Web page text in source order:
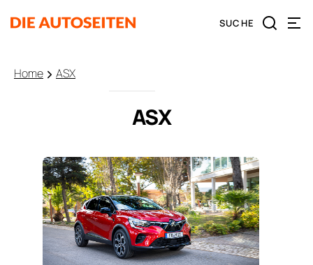
Home ASX
ASX